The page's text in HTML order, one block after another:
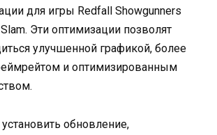
для игры Redfall Showgunners
Эти оптимизации позволят
улучшенной графикой, более
и оптимизированным
обновление,